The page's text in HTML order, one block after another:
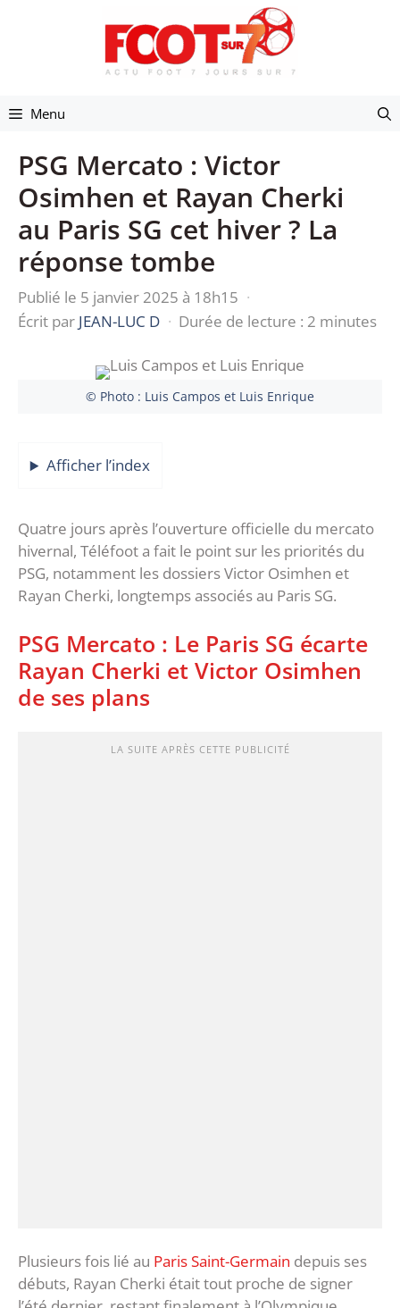
Menu
PSG Mercato : Victor
Osimhen et Rayan Cherki
au Paris SG cet hiver ? La
réponse tombe
Publié le 5 janvier 2025 à 18h15 ·
Écrit par JEAN-LUC D · Durée de lecture : 2 minutes
© Photo : Luis Campos et Luis Enrique
Afficher l’index
Quatre jours après l’ouverture officielle du mercato
hivernal, Téléfoot a fait le point sur les priorités du
PSG, notamment les dossiers Victor Osimhen et
Rayan Cherki, longtemps associés au Paris SG.
PSG Mercato : Le Paris SG écarte
Rayan Cherki et Victor Osimhen
de ses plans
LA SUITE APRÈS CETTE PUBLICITÉ
Plusieurs fois lié au Paris Saint-Germain depuis ses
débuts, Rayan Cherki était tout proche de signer